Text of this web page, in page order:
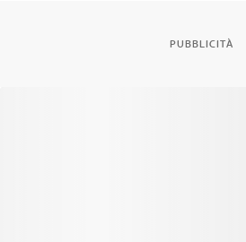
PUBBLICITÀ